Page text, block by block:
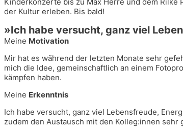
der Kul­tur erle­ben. Bis bald!
»Ich habe ver­sucht, ganz viel
Mei­ne Motivation
Mir hat es wäh­rend der letz­ten Mona­te sehr
mich die Idee, gemein­schaft­lich an einem
kämp­fen haben.
Mei­ne Erkenntnis
Ich habe ver­sucht, ganz viel Lebens­freu­de,
zudem den Aus­tausch mit den Kolleg:innen sehr